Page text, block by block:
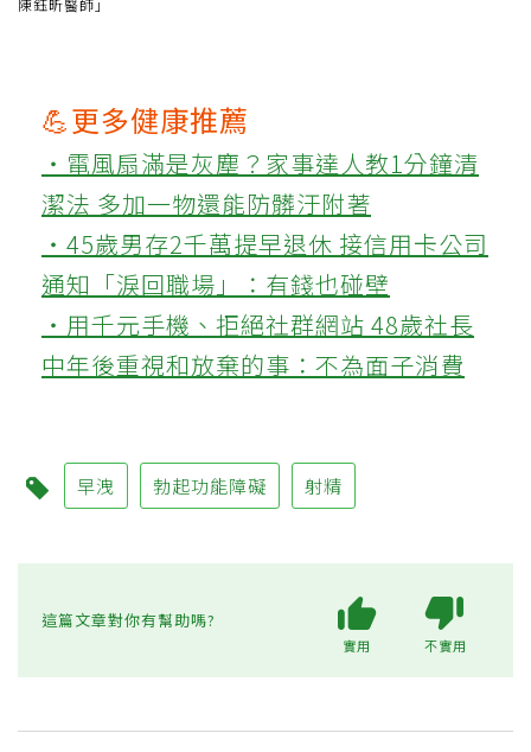
💪更多健康推薦
‧電風扇滿是灰塵？家事達人教1分鐘清
潔法 多加一物還能防髒汙附著
‧45歲男存2千萬提早退休 接信用卡公司
通知「淚回職場」：有錢也碰壁
‧用千元手機、拒絕社群網站 48歲社長
中年後重視和放棄的事：不為面子消費
早洩 勃起功能障礙 射精
這篇文章對你有幫助嗎?
實用 不實用